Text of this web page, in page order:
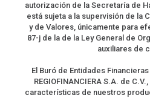
autorización de la Secretaría de
está sujeta a la supervisión de la
y de Valores, únicamente para
87-j de la de la Ley General de
auxiliares de
El Buró de Entidades
REGIOFINANCIERA S.A. de
características de nuestros